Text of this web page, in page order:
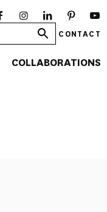
CONTACT
COLLABORATIONS